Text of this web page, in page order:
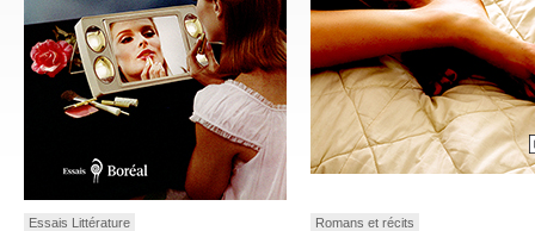
Essais Littérature Romans et récits